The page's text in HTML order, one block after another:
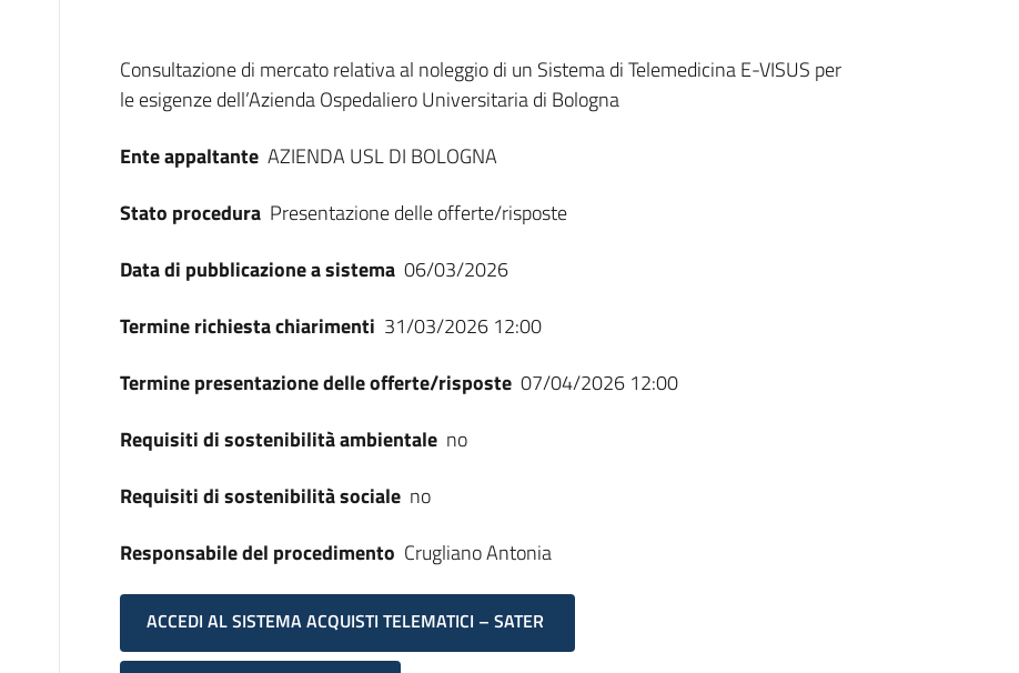
Dati del bando
Consultazione di mercato relativa al noleggio di un Sistema di Telemedicina E-VISUS per
le esigenze dell’Azienda Ospedaliero Universitaria di Bologna
Ente appaltante AZIENDA USL DI BOLOGNA
Stato procedura Presentazione delle offerte/risposte
Data di pubblicazione a sistema 06/03/2026
Termine richiesta chiarimenti 31/03/2026 12:00
Termine presentazione delle offerte/risposte 07/04/2026 12:00
Requisiti di sostenibilità ambientale no
Requisiti di sostenibilità sociale no
Responsabile del procedimento Crugliano Antonia
ACCEDI AL SISTEMA ACQUISTI TELEMATICI – SATER